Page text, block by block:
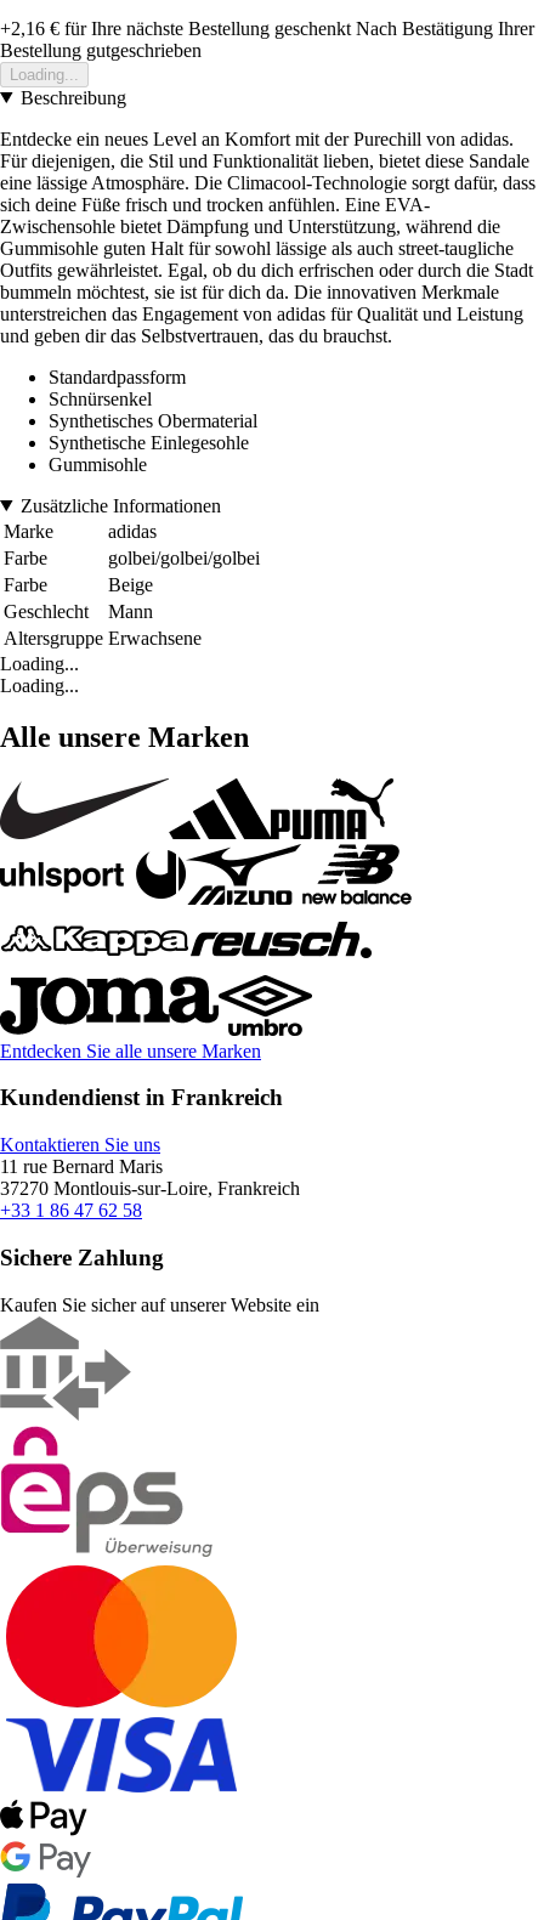
+2,16 € für Ihre nächste Bestellung geschenkt Nach Bestätigung Ihrer
Bestellung gutgeschrieben
Loading...
Beschreibung
Entdecke ein neues Level an Komfort mit der Purechill von adidas.
Für diejenigen, die Stil und Funktionalität lieben, bietet diese Sandale
eine lässige Atmosphäre. Die Climacool-Technologie sorgt dafür, dass
sich deine Füße frisch und trocken anfühlen. Eine EVA-
Zwischensohle bietet Dämpfung und Unterstützung, während die
Gummisohle guten Halt für sowohl lässige als auch street-taugliche
Outfits gewährleistet. Egal, ob du dich erfrischen oder durch die Stadt
bummeln möchtest, sie ist für dich da. Die innovativen Merkmale
unterstreichen das Engagement von adidas für Qualität und Leistung
und geben dir das Selbstvertrauen, das du brauchst.
Standardpassform
Schnürsenkel
Synthetisches Obermaterial
Synthetische Einlegesohle
Gummisohle
Zusätzliche Informationen
Marke
adidas
Farbe
golbei/golbei/golbei
Farbe
Beige
Geschlecht
Mann
Altersgruppe Erwachsene
Loading...
Loading...
Alle unsere Marken
Entdecken Sie alle unsere Marken
Kundendienst in Frankreich
Kontaktieren Sie uns
11 rue Bernard Maris
37270 Montlouis-sur-Loire, Frankreich
+33 1 86 47 62 58
Sichere Zahlung
Kaufen Sie sicher auf unserer Website ein